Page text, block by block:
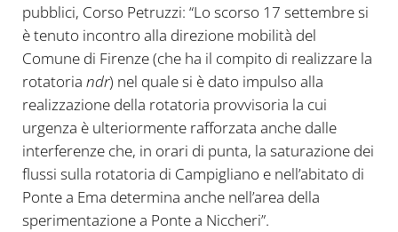
pubblici, Corso Petruzzi: “Lo scorso 17 settembre si
è tenuto incontro alla direzione mobilità del
Comune di Firenze (che ha il compito di realizzare la
rotatoria ndr) nel quale si è dato impulso alla
realizzazione della rotatoria provvisoria la cui
urgenza è ulteriormente rafforzata anche dalle
interferenze che, in orari di punta, la saturazione dei
flussi sulla rotatoria di Campigliano e nell’abitato di
Ponte a Ema determina anche nell’area della
sperimentazione a Ponte a Niccheri”.